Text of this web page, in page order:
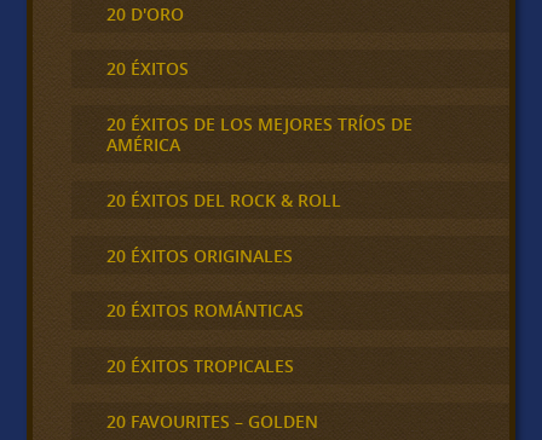
20 D'ORO
20 ÉXITOS
20 ÉXITOS DE LOS MEJORES TRÍOS DE
AMÉRICA
20 ÉXITOS DEL ROCK & ROLL
20 ÉXITOS ORIGINALES
20 ÉXITOS ROMÁNTICAS
20 ÉXITOS TROPICALES
20 FAVOURITES – GOLDEN